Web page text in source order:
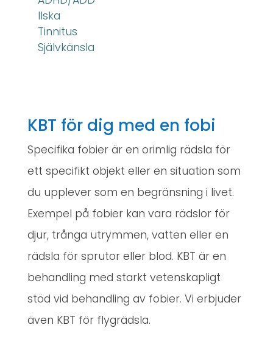
Ilska
Tinnitus
Självkänsla
KBT för dig med en fobi
Specifika fobier är en orimlig rädsla för
ett specifikt objekt eller en situation som
du upplever som en begränsning i livet.
Exempel på fobier kan vara rädslor för
djur, trånga utrymmen, vatten eller en
rädsla för sprutor eller blod. KBT är en
behandling med starkt vetenskapligt
stöd vid behandling av fobier. Vi erbjuder
även KBT för flygrädsla.